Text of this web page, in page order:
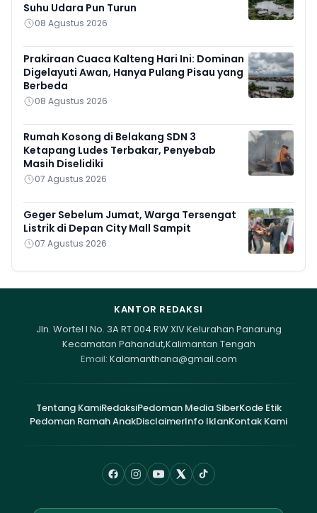
Suhu Udara Pun Turun
08 Agustus 2026
Prakiraan Cuaca Kalteng Hari Ini: Dominan
Digelayuti Awan, Hanya Pulang Pisau yang
Berbeda
08 Agustus 2026
Rumah Kosong di Belakang SDN 3
Ketapang Ludes Terbakar, Penyebab
Masih Diselidiki
07 Agustus 2026
Geger Sebelum Jumat, Warga Tersengat
Listrik di Depan City Mall Sampit
07 Agustus 2026
KANTOR REDAKSI
Jln. Wortel I No. 3A RT 004 RW XIV Kelurahan Panarung
Kecamatan Pahandut,Kalimantan Tengah
Email: Kalamanthana@gmail.com
Tentang KamiRedaksiPedoman Media SiberKode Etik
Pedoman Ramah AnakDisclaimerInfo IklanKontak Kami